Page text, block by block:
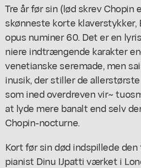
Tre år før sin (lød skrev Chopin
skønneste korte klaverstykker,
opus numiner 60. Det er en
niere indtrængende karakter
venetianske seremade, men
inusik, der stiller de
som ined overdreven vir~
at lyde mere banalt end selv
Chopin-nocturne.
Kort før sin død indspillede
pianist Dinu IJpatti værket i